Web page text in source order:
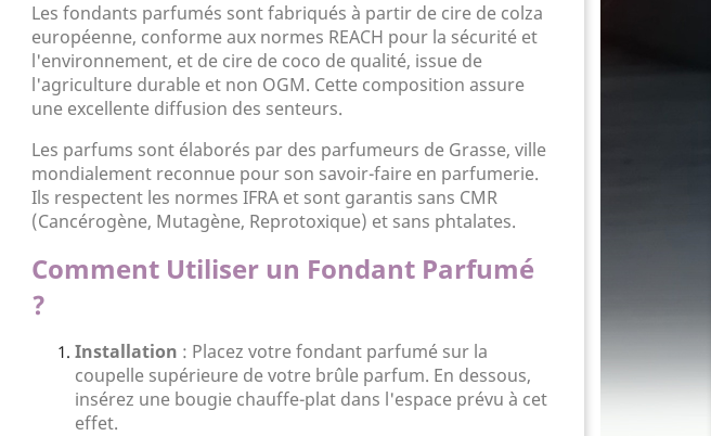
Les fondants parfumés sont fabriqués à partir de cire de colza
européenne, conforme aux normes REACH pour la sécurité et
l'environnement, et de cire de coco de qualité, issue de
l'agriculture durable et non OGM. Cette composition assure
une excellente diffusion des senteurs.
Les parfums sont élaborés par des parfumeurs de Grasse, ville
mondialement reconnue pour son savoir-faire en parfumerie.
Ils respectent les normes IFRA et sont garantis sans CMR
(Cancérogène, Mutagène, Reprotoxique) et sans phtalates.
Comment Utiliser un Fondant Parfumé
?
Installation : Placez votre fondant parfumé sur la
coupelle supérieure de votre brûle parfum. En dessous,
insérez une bougie chauffe-plat dans l'espace prévu à cet
effet.